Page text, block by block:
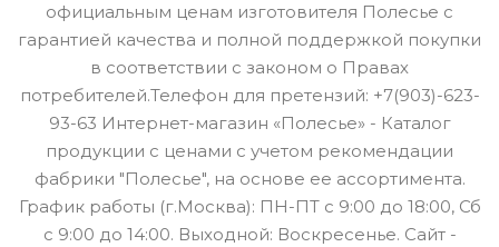
официальным ценам изготовителя Полесье с
гарантией качества и полной поддержкой покупки
в соответствии с законом о Правах
потребителей.Телефон для претензий: +7(903)-623-
93-63 Интернет-магазин «Полесье» - Каталог
продукции с ценами с учетом рекомендации
фабрики "Полесье", на основе ее ассортимента.
График работы (г.Москва): ПН-ПТ с 9:00 до 18:00, Сб
с 9:00 до 14:00. Выходной: Воскресенье. Сайт -